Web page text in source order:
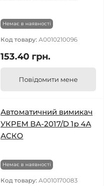
Немає в наявності
Код товару: A0010210096
153.40 грн.
Повідомити мене
Автоматичний вимикач
УКРЕМ ВА-2017/D 1р 4А
АСКО
Немає в наявності
Код товару: A0010170083